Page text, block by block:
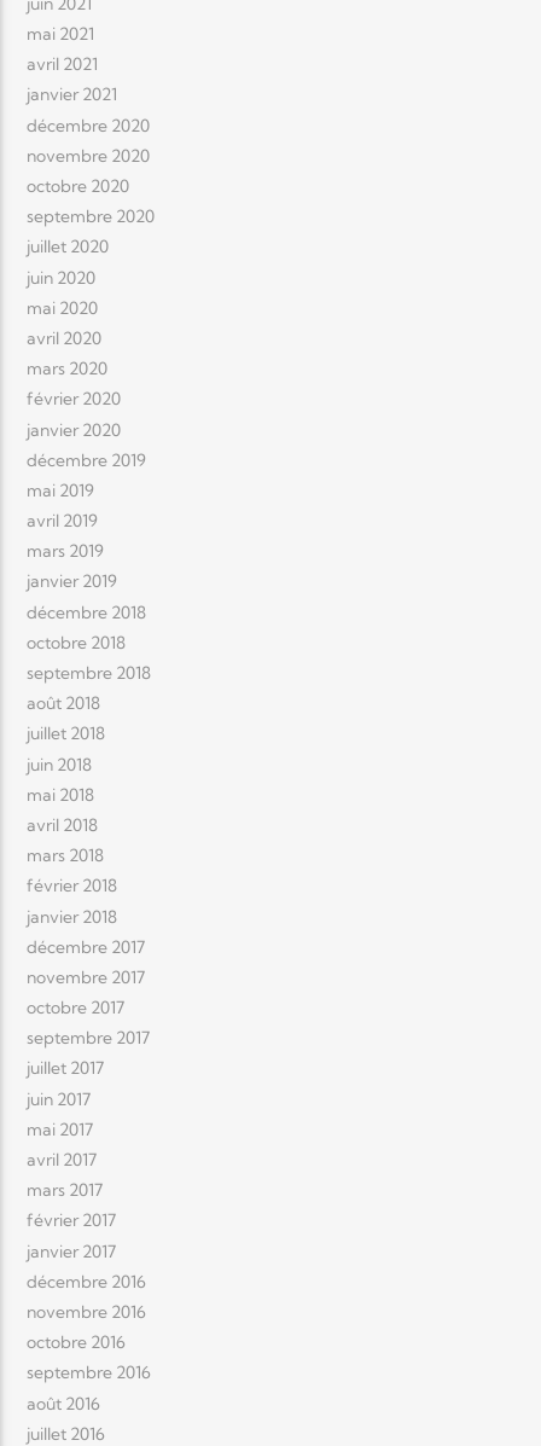
mai 2021
avril 2021
janvier 2021
décembre 2020
novembre 2020
octobre 2020
septembre 2020
juillet 2020
juin 2020
mai 2020
avril 2020
mars 2020
février 2020
janvier 2020
décembre 2019
mai 2019
avril 2019
mars 2019
janvier 2019
décembre 2018
octobre 2018
septembre 2018
août 2018
juillet 2018
juin 2018
mai 2018
avril 2018
mars 2018
février 2018
janvier 2018
décembre 2017
novembre 2017
octobre 2017
septembre 2017
juillet 2017
juin 2017
mai 2017
avril 2017
mars 2017
février 2017
janvier 2017
décembre 2016
novembre 2016
octobre 2016
septembre 2016
août 2016
juillet 2016